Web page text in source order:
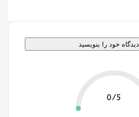
دیدگاه خود را بنویسید
0/5